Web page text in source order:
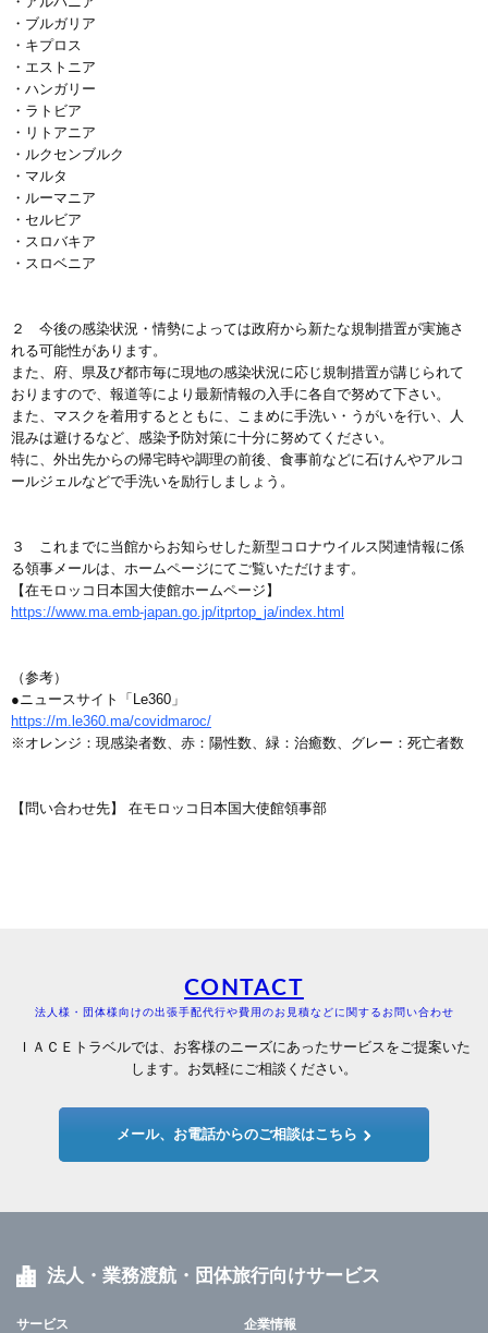
・ブルガリア
・キプロス
・エストニア
・ハンガリー
・ラトビア
・リトアニア
・ルクセンブルク
・マルタ
・ルーマニア
・セルビア
・スロバキア
・スロベニア
２ 今後の感染状況・情勢によっては政府から新たな規制措置が実施さ
れる可能性があります。
また、府、県及び都市毎に現地の感染状況に応じ規制措置が講じられて
おりますので、報道等により最新情報の入手に各自で努めて下さい。
また、マスクを着用するとともに、こまめに手洗い・うがいを行い、人
混みは避けるなど、感染予防対策に十分に努めてください。
特に、外出先からの帰宅時や調理の前後、食事前などに石けんやアルコ
ールジェルなどで手洗いを励行しましょう。
３ これまでに当館からお知らせした新型コロナウイルス関連情報に係
る領事メールは、ホームページにてご覧いただけます。
【在モロッコ日本国大使館ホームページ】
https://www.ma.emb-japan.go.jp/itprtop_ja/index.html
（参考）
●ニュースサイト「Le360」
https://m.le360.ma/covidmaroc/
※オレンジ：現感染者数、赤：陽性数、緑：治癒数、グレー：死亡者数
【問い合わせ先】 在モロッコ日本国大使館領事部
CONTACT
法人様・団体様向けの出張手配代行や費用のお見積などに関するお問い合わせ
ＩＡＣＥトラベルでは、お客様のニーズにあったサービスをご提案いた
します。お気軽にご相談ください。
メール、お電話からのご相談はこちら
法人・業務渡航・団体旅行向けサービス
サービス 企業情報